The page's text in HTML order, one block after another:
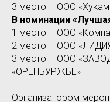
3 место – ООО
В номинации
1 место – ООО
2 место – ООО
3 место – ООО
«ОРЕНБУРЖЬЕ»
Организатором